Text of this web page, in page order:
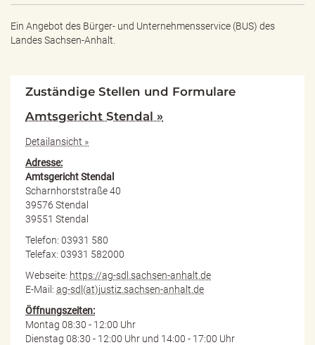
Ein Angebot des Bürger- und Unternehmensservice (BUS) des
Landes Sachsen-Anhalt.
Zuständige Stellen und Formulare
Amtsgericht Stendal »
Detailansicht »
Adresse:
Amtsgericht Stendal
Scharnhorststraße 40
39576 Stendal
39551 Stendal
Telefon: 03931 580
Telefax: 03931 582000
Webseite: https://ag-sdl.sachsen-anhalt.de
E-Mail: ag-sdl(at)justiz.sachsen-anhalt.de
Öffnungszeiten:
Montag 08:30 - 12:00 Uhr
Dienstag 08:30 - 12:00 Uhr und 14:00 - 17:00 Uhr